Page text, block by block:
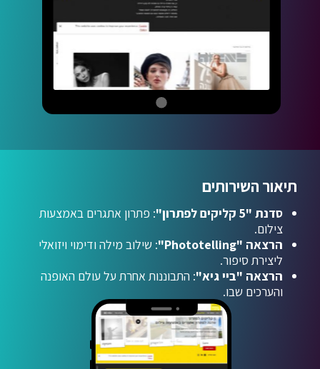
תיאור השירותים
סדנת "5 קליקים לפתרון"
: פתרון אתגרים באמצעות
צילום.
הרצאה "Phototelling"
: שילוב מילה ודימוי ויזואלי
ליצירת סיפור.
הרצאה "ביי גיא": התבוננות אחרת על עולם האופנה
והערכים שבו.